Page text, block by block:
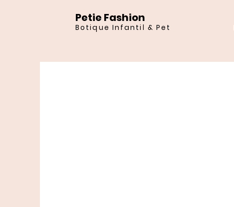
Petie Fashion
Botique Infantil & Pet